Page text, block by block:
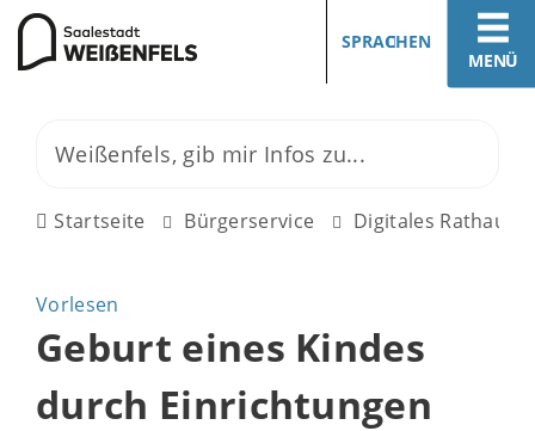
MENÜ
SPRACHEN
Startseite Bürgerservice Digitales Rathaus
Vorlesen
Geburt eines Kindes
durch Einrichtungen